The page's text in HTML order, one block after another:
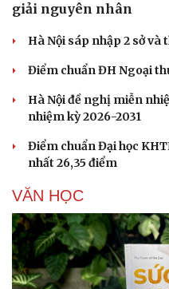
giải nguyên nhân
Hà Nội sáp nhập 2 sở và
Điểm chuẩn ĐH Ngoại
Hà Nội đề nghị miễn
nhiệm kỳ 2026-2031
Điểm chuẩn Đại học
nhất 26,35 điểm
VĂN HỌC